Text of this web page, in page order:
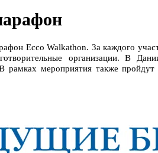
Ecco Walkathon. За каждого
организации. В
рамках мероприятия также пройдут